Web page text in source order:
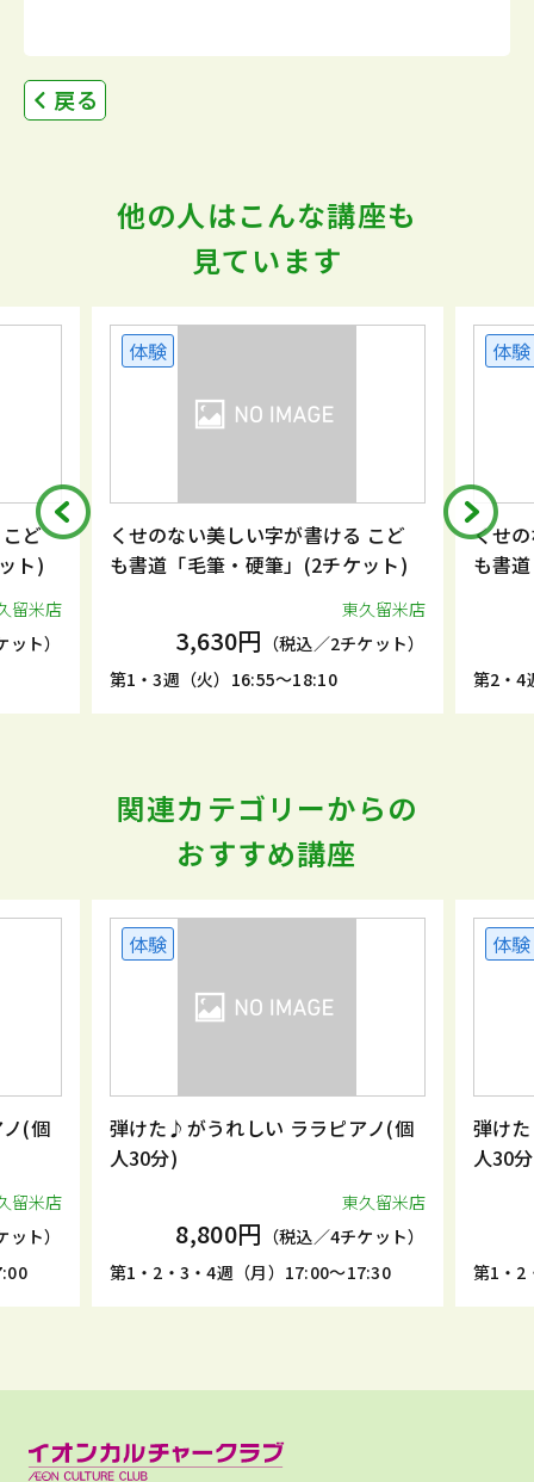
戻る
他の人はこんな講座も
見ています
ど
ト)
留米店
ト）
体験
くせのない美しい字が書ける こど
も書道「毛筆・硬筆」(2チケット)
東久留米店
3,630円 （税込／2チケット）
第1・3週（火）16:55～18:10
体験
くせ
も書
第2・4
関連カテゴリーからの
おすすめ講座
(個
留米店
ト）
体験
弾けた♪がうれしい ララピアノ(個
人30分)
東久留米店
8,800円 （税込／4チケット）
第1・2・3・4週（月）17:00～17:30
体験
弾け
人30
第1・2